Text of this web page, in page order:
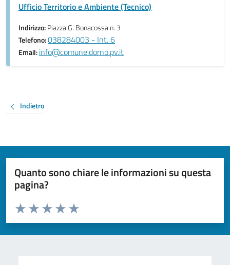
Ufficio Territorio e Ambiente (Tecnico)
Indirizzo:Piazza G. Bonacossa n. 3
Telefono:038284003 - Int. 6
Email:info@comune.dorno.pv.it
Indietro
Quanto sono chiare le informazioni su questa
pagina?
Valuta da 1 a 5 stelle la pagina
Valuta 5 stelle su 5
Valuta 4 stelle su 5
Valuta 3 stelle su 5
Valuta 2 stelle su 5
Valuta 1 stelle su 5